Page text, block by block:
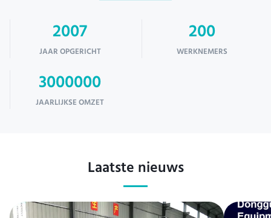
2007
JAAR OPGERICHT
200
WERKNEMERS
3000000
JAARLIJKSE OMZET
Laatste nieuws